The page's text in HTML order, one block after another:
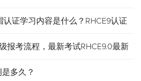
认证学习内容是什么？RHCE9认证
报考流程，最新考试RHCE9.0最新
多久？